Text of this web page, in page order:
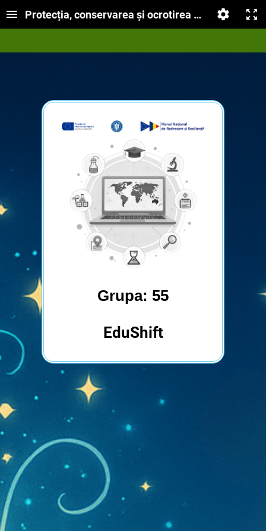
Protecția, conservarea și ocrotirea mediului
Grupa: 55
EduShift